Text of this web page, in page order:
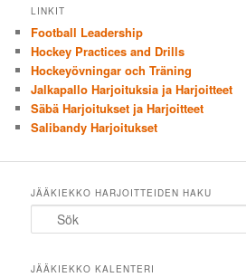
LINKIT
Football Leadership
Hockey Practices and Drills
Hockeyövningar och Träning
Jalkapallo Harjoituksia ja Harjoitteet
Säbä Harjoitukset ja Harjoitteet
Salibandy Harjoitukset
JÄÄKIEKKO HARJOITTEIDEN HAKU
JÄÄKIEKKO KALENTERI